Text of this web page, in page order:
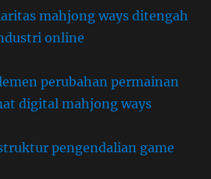
mahjong ways ditengah
online
perubahan permainan
digital mahjong ways
pengendalian game